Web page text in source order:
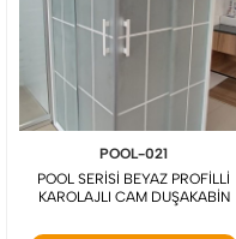
POOL-021
POOL SERİSİ BEYAZ PROFİLLİ
KAROLAJLI CAM DUŞAKABİN